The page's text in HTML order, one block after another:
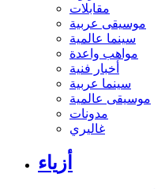
مقابلات
موسيقى عربية
سينما عالمية
مواهب واعدة
أخبار فنية
سينما عربية
موسيقى عالمية
مدونات
غاليري
أزياء